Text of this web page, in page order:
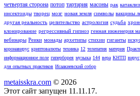
четвертая сторона потоп тартария масоны рак
инсектоиды творец мозг новая земля символы вакцины
другая реальность целительство астрология судьба
клонирование регрессивный гипноз генная инженерия
вебинары Реики монады архетипы стихии гиганты
коронавирус криптовалюты техника 12 телепатия материя
информационное поле гиперборея музыка 144 вера КНТП вирус
для опытных практиков Исаакиевский собор
metaisskra.com © 2026
Этот сайт запущен 11.11.17.